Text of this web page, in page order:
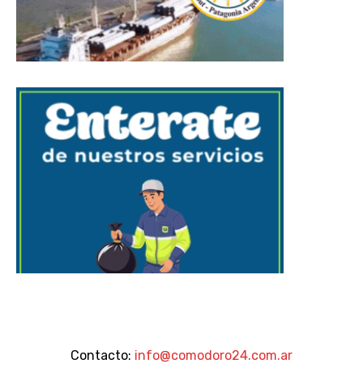
Contacto: info@comodoro24.com.ar